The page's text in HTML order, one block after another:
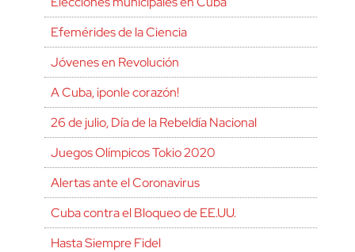
Efemérides de la Ciencia
Jóvenes en Revolución
A Cuba, ¡ponle corazón!
26 de julio, Día de la Rebeldía Nacional
Juegos Olímpicos Tokio 2020
Alertas ante el Coronavirus
Cuba contra el Bloqueo de EE.UU.
Hasta Siempre Fidel